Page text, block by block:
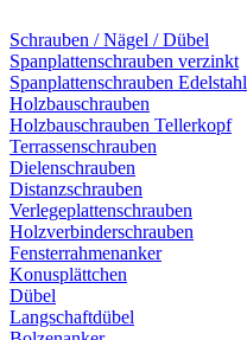
Schrauben / Nägel / Dübel
Spanplattenschrauben verzinkt
Spanplattenschrauben Edelstahl
Holzbauschrauben
Holzbauschrauben Tellerkopf
Terrassenschrauben
Dielenschrauben
Distanzschrauben
Verlegeplattenschrauben
Holzverbinderschrauben
Fensterrahmenanker
Konusplättchen
Dübel
Langschaftdübel